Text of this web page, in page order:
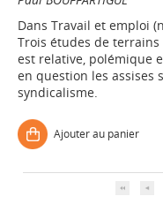
Dans Travail et emploi
Trois études de
est relative, polémique
en question les assises
syndicalisme.
Ajouter au panier
Appels à